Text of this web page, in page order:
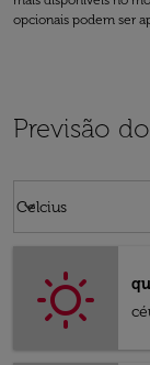
opcionais podem ser
Previsão
Celcius
keyboard_arrow_down